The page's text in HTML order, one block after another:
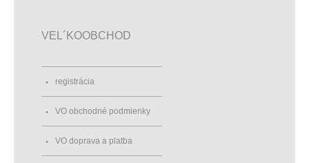
VEL´KOOBCHOD
registrácia
VO obchodné podmienky
VO doprava a platba